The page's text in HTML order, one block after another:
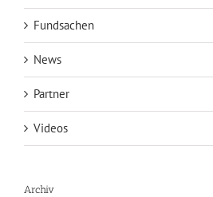
Fundsachen
News
Partner
Videos
Archiv